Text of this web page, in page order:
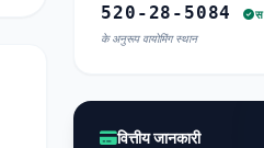
520-28-5084
के अनुरूप वायोमिंग स्थान
वित्तीय जानकारी